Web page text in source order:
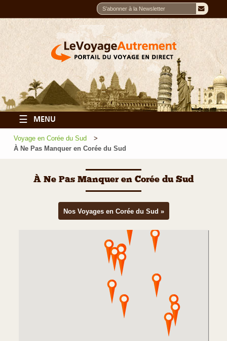
☰ MENU
Voyage en Corée du Sud
À Ne Pas Manquer en Corée du Sud
À Ne Pas Manquer en Corée du Sud
Nos Voyages en Corée du Sud »